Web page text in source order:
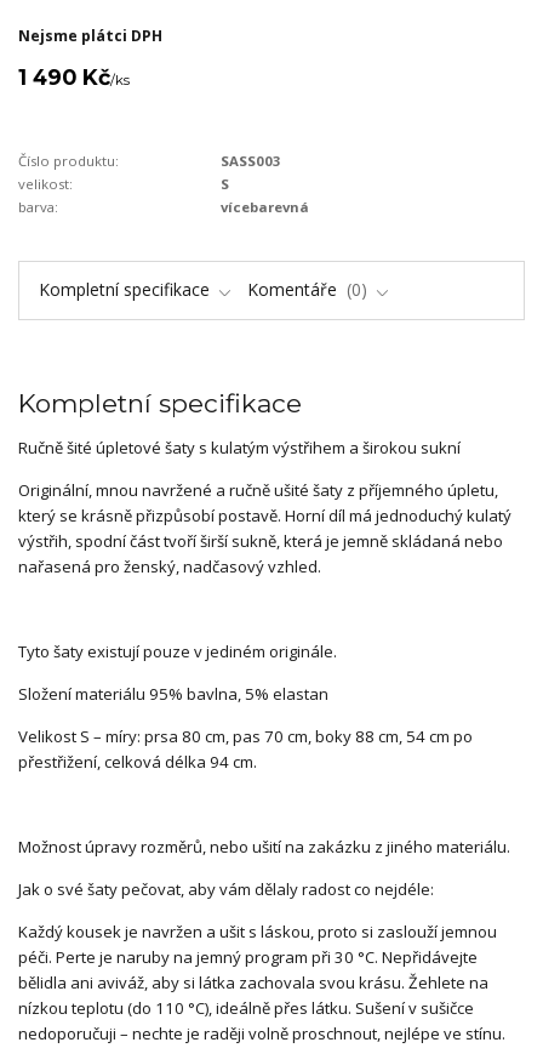
Nejsme plátci DPH
1 490 Kč/ks
Číslo produktu:
SASS003
velikost:
S
barva:
vícebarevná
Kompletní specifikace Komentáře 0
Kompletní specifikace
Ručně šité úpletové šaty s kulatým výstřihem a širokou sukní
Originální, mnou navržené a ručně ušité šaty z příjemného úpletu,
který se krásně přizpůsobí postavě. Horní díl má jednoduchý kulatý
výstřih, spodní část tvoří širší sukně, která je jemně skládaná nebo
nařasená pro ženský, nadčasový vzhled.
Tyto šaty existují pouze v jediném originále.
Složení materiálu 95% bavlna, 5% elastan
Velikost S – míry: prsa 80 cm, pas 70 cm, boky 88 cm, 54 cm po
přestřižení, celková délka 94 cm.
Možnost úpravy rozměrů, nebo ušití na zakázku z jiného materiálu.
Jak o své šaty pečovat, aby vám dělaly radost co nejdéle:
Každý kousek je navržen a ušit s láskou, proto si zaslouží jemnou
péči. Perte je naruby na jemný program při 30 °C. Nepřidávejte
bělidla ani aviváž, aby si látka zachovala svou krásu. Žehlete na
nízkou teplotu (do 110 °C), ideálně přes látku. Sušení v sušičce
nedoporučuji – nechte je raději volně proschnout, nejlépe ve stínu.